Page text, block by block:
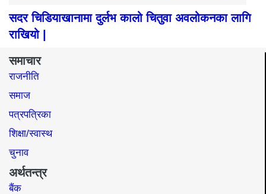
सदर चिडियाखानामा दुर्लभ कालो चितुवा अवलोकनका लागि
राखियो |
समाचार
राजनीति
समाज​
पत्रपत्रिका
शिक्षा/स्वास्थ
चुनाव
अर्थतन्त्र
बैंक